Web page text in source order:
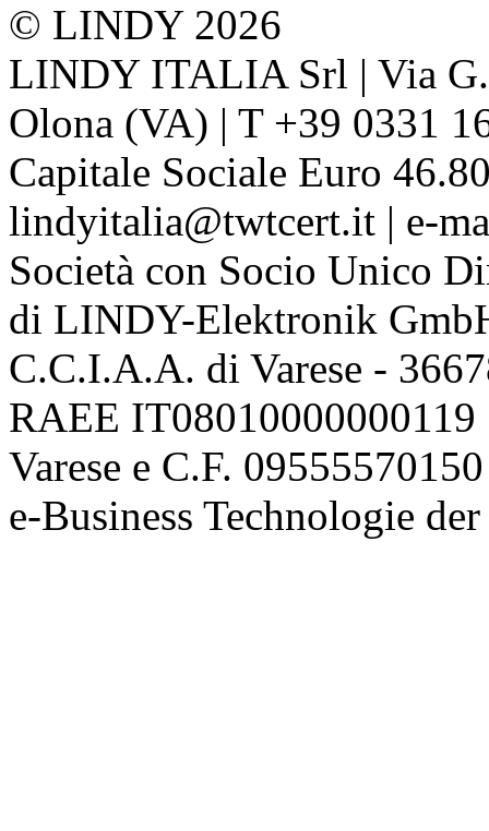
© LINDY 2026
LINDY ITALIA Srl | Via
Olona (VA) | T +39 0331
Capitale Sociale Euro
lindyitalia@twtcert.it | e-
Società con Socio Unico
di LINDY-Elektronik
C.C.I.A.A. di Varese -
RAEE
Varese e C.F. 09555570150
e-Business Technologie